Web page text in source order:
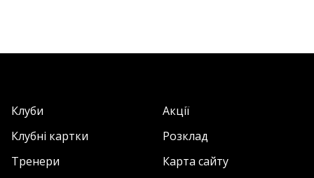
Клуби
Акції
Клубні картки
Розклад
Тренери
Карта сайту